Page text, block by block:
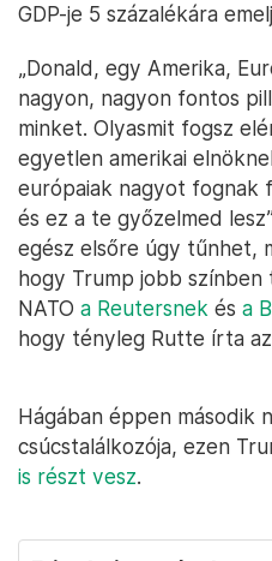
GDP-je 5 százalékára
„Donald, egy Amerika,
nagyon, nagyon fontos
minket. Olyasmit fogsz
egyetlen amerikai
európaiak nagyot fognak
és ez a te győzelmed
egész elsőre úgy tűnhet,
hogy Trump jobb
NATO a Reutersnek és a
hogy tényleg Rutte írta
Hágában éppen második
csúcstalálkozója, ezen
is részt vesz.